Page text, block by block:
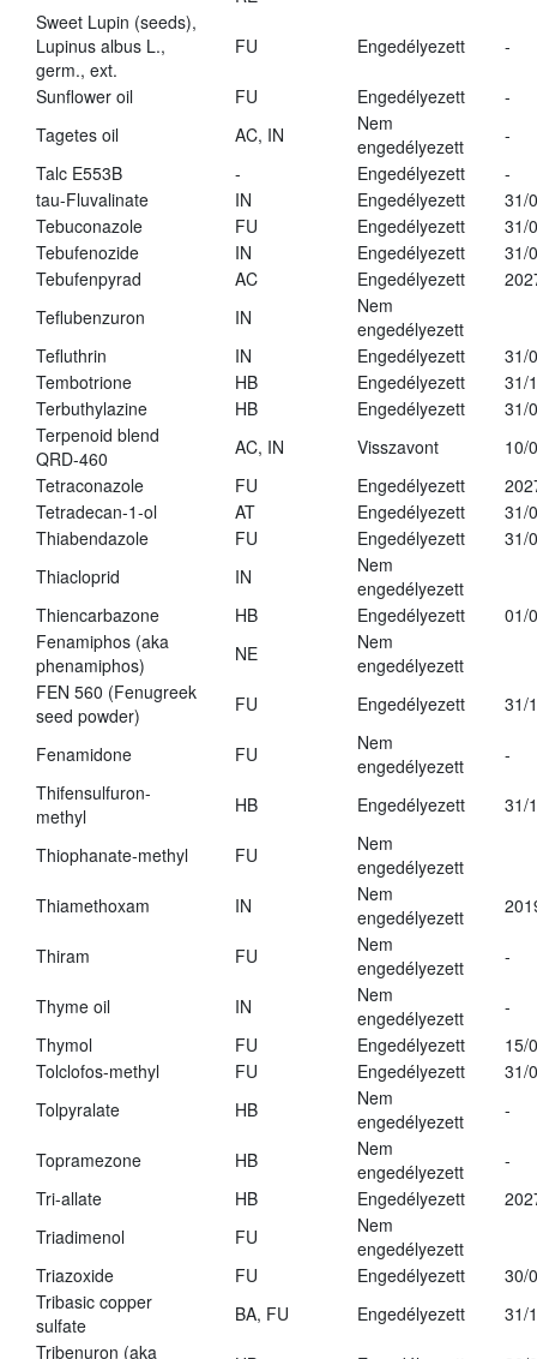
Sweet Lupin (seeds),
Lupinus albus L.,
germ., ext.
FU Engedélyezett -
Sunflower oil FU Engedélyezett
-
Tagetes oil
AC, IN
Nem
engedélyezett
-
Talc E553B
- Engedélyezett
-
tau-Fluvalinate
IN Engedélyezett
31/
Tebuconazole
FU Engedélyezett
31/
Tebufenozide
IN Engedélyezett
31/
Tebufenpyrad
AC Engedélyezett
Teflubenzuron
IN
Nem
engedélyezett
Tefluthrin
IN Engedélyezett
31/
Tembotrione
HB Engedélyezett
31/
Terbuthylazine
HB Engedélyezett
31/
Terpenoid blend
QRD-460
AC, IN Visszavont
10/
Tetraconazole
FU Engedélyezett
Tetradecan-1-ol
AT Engedélyezett
31/
Thiabendazole
FU Engedélyezett
31/
Thiacloprid
IN
Nem
engedélyezett
Thiencarbazone
HB Engedélyezett
01/
Fenamiphos (aka
phenamiphos)
NE
Nem
engedélyezett
FEN 560 (Fenugreek
seed powder)
FU Engedélyezett 31/
Fenamidone FU
Nem
engedélyezett
-
Thifensulfuron-
methyl
HB Engedélyezett 31/
Thiophanate-methyl FU
Nem
engedélyezett
Thiamethoxam
IN
Nem
engedélyezett
Thiram FU
Nem
engedélyezett
-
Thyme oil IN
Nem
engedélyezett
-
Thymol
FU Engedélyezett
15/
Tolclofos-methyl
FU Engedélyezett
31/
Tolpyralate
HB
Nem
engedélyezett
-
Topramezone HB
Nem
engedélyezett
-
Tri-allate
HB Engedélyezett
Triadimenol
FU
Nem
engedélyezett
Triazoxide
FU Engedélyezett
30/
Tribasic copper
sulfate
BA, FU Engedélyezett
31/
Tribenuron (aka